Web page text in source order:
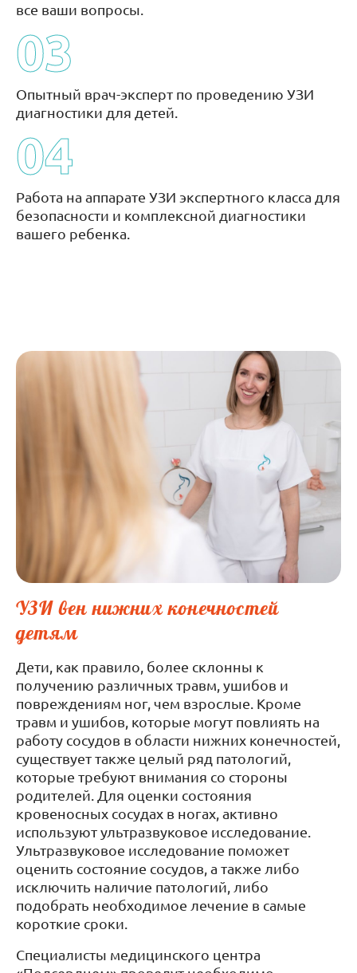
все ваши вопросы.
03
Опытный врач-эксперт по проведению УЗИ
диагностики для детей.
04
Работа на аппарате УЗИ экспертного класса для
безопасности и комплексной диагностики
вашего ребенка.
УЗИ вен нижних конечностей
детям
Дети, как правило, более склонны к
получению различных травм, ушибов и
повреждениям ног, чем взрослые. Кроме
травм и ушибов, которые могут повлиять на
работу сосудов в области нижних конечностей,
существует также целый ряд патологий,
которые требуют внимания со стороны
родителей. Для оценки состояния
кровеносных сосудах в ногах, активно
используют ультразвуковое исследование.
Ультразвуковое исследование поможет
оценить состояние сосудов, а также либо
исключить наличие патологий, либо
подобрать необходимое лечение в самые
короткие сроки.
Специалисты медицинского центра